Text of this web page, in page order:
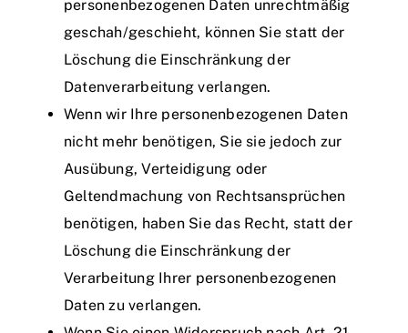
personenbezogenen Daten unrechtmäßig
geschah/geschieht, können Sie statt der
Löschung die Einschränkung der
Datenverarbeitung verlangen.
Wenn wir Ihre personenbezogenen Daten
nicht mehr benötigen, Sie sie jedoch zur
Ausübung, Verteidigung oder
Geltendmachung von Rechtsansprüchen
benötigen, haben Sie das Recht, statt der
Löschung die Einschränkung der
Verarbeitung Ihrer personenbezogenen
Daten zu verlangen.